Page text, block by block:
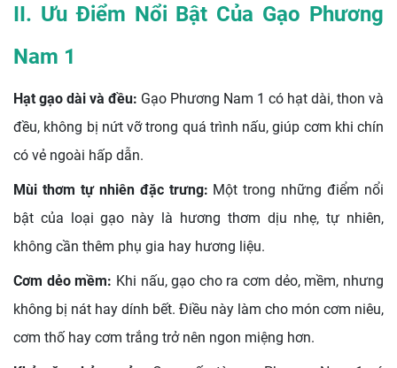
II. Ưu Điểm Nổi Bật Của Gạo Phương
Nam 1
Hạt gạo dài và đều: Gạo Phương Nam 1 có hạt dài, thon và
đều, không bị nứt vỡ trong quá trình nấu, giúp cơm khi chín
có vẻ ngoài hấp dẫn.
Mùi thơm tự nhiên đặc trưng: Một trong những điểm nổi
bật của loại gạo này là hương thơm dịu nhẹ, tự nhiên,
không cần thêm phụ gia hay hương liệu.
Cơm dẻo mềm: Khi nấu, gạo cho ra cơm dẻo, mềm, nhưng
không bị nát hay dính bết. Điều này làm cho món cơm niêu,
cơm thố hay cơm trắng trở nên ngon miệng hơn.